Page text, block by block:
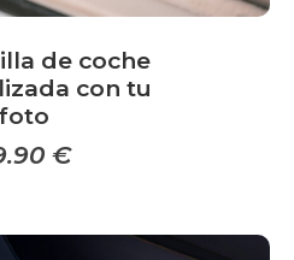
de coche
con tu
foto
€